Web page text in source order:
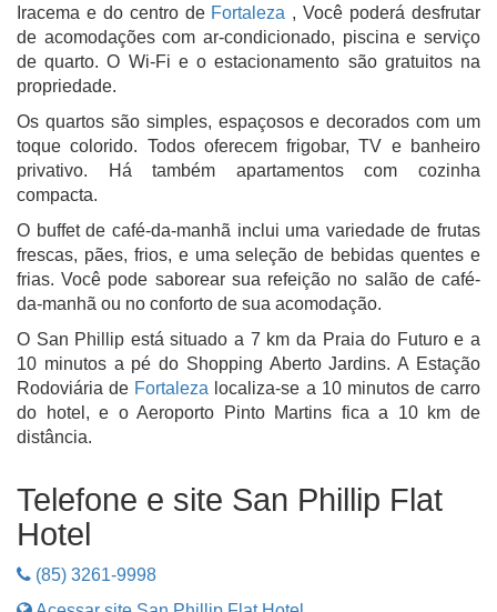
Iracema e do centro de Fortaleza , Você poderá desfrutar
de acomodações com ar-condicionado, piscina e serviço
de quarto. O Wi-Fi e o estacionamento são gratuitos na
propriedade.
Os quartos são simples, espaçosos e decorados com um
toque colorido. Todos oferecem frigobar, TV e banheiro
privativo. Há também apartamentos com cozinha
compacta.
O buffet de café-da-manhã inclui uma variedade de frutas
frescas, pães, frios, e uma seleção de bebidas quentes e
frias. Você pode saborear sua refeição no salão de café-
da-manhã ou no conforto de sua acomodação.
O San Phillip está situado a 7 km da Praia do Futuro e a
10 minutos a pé do Shopping Aberto Jardins. A Estação
Rodoviária de Fortaleza localiza-se a 10 minutos de carro
do hotel, e o Aeroporto Pinto Martins fica a 10 km de
distância.
Telefone e site San Phillip Flat
Hotel
(85) 3261-9998